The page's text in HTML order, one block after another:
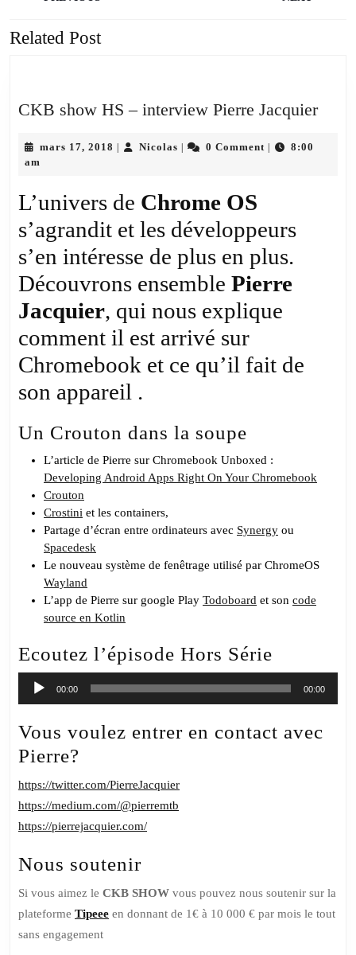
l’article
Previous
Related Post
CKB show HS – interview Pierre JacquierCKB
mars 17, 2018 mars
| NicolasNicolas
| 0 Comment |
8:00
am
L’univers de Chrome OS
s’agrandit et les développeurs
s’en intéresse de plus en plus.
Découvrons ensemble Pierre
Jacquier, qui nous explique
comment il est arrivé sur
Chromebook et ce qu’il fait de
son appareil .
Un Crouton dans la soupe
L’article de Pierre sur Chromebook Unboxed :
Developing Android Apps Right On Your Chromebook
Crouton
Crostini et les containers,
Partage d’écran entre ordinateurs avec Synergy ou
Spacedesk
Le nouveau système de fenêtrage utilisé par ChromeOS
Wayland
L’app de Pierre sur google Play Todoboard et son code
source en Kotlin
Ecoutez l’épisode Hors Série
Lecteur
audio
00:00 00:00
Vous voulez entrer en contact avec
Pierre?
https://twitter.com/PierreJacquier
https://medium.com/@pierremtb
https://pierrejacquier.com/
Nous soutenir
Si vous aimez le CKB SHOW vous pouvez nous soutenir sur la
plateforme Tipeee en donnant de 1€ à 10 000 € par mois le tout
sans engagement